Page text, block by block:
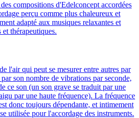
compositions d'Edelconcept accordées
perçu comme plus chaleureux et
adapté aux musiques relaxantes et
thérapeutiques.
l'air qui peut se mesurer entre autres par
son nombre de vibrations par seconde,
ce son (un son grave se traduit par une
par une haute fréquence). La fréquence
donc toujours dépendante, et intimement
utilisée pour l'accordage des instruments.